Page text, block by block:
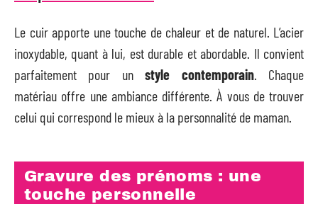
Le cuir apporte une touche de chaleur et de naturel. L’acier
inoxydable, quant à lui, est durable et abordable. Il convient
parfaitement pour unstyle contemporain. Chaque
matériau offre une ambiance différente. À vous de trouver
celui qui correspond le mieux à la personnalité de maman.
Gravure des prénoms : une
touche personnelle